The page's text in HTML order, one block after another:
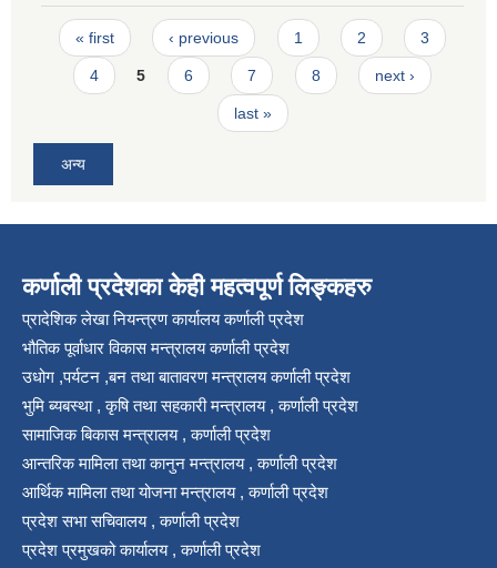
Pages
« first ‹ previous 1 2 3
4 5 6 7 8 next ›
last »
अन्य
कर्णाली प्रदेशका केही महत्वपूर्ण लिङ्कहरु
प्रादेशिक लेखा नियन्त्रण कार्यालय कर्णाली प्रदेश
भौतिक पूर्वाधार विकास मन्त्रालय कर्णाली प्रदेश
उधोग ,पर्यटन ,बन तथा बातावरण मन्त्रालय कर्णाली प्रदेश
भुमि ब्यबस्था , कृषि तथा सहकारी मन्त्रालय , कर्णाली प्रदेश
सामाजिक बिकास मन्त्रालय , कर्णाली प्रदेश
आन्तरिक मामिला तथा कानुन मन्त्रालय , कर्णाली प्रदेश
आर्थिक मामिला तथा योजना मन्त्रालय , कर्णाली प्रदेश
प्रदेश सभा सचिवालय , कर्णाली प्रदेश
प्रदेश प्रमुखको कार्यालय , कर्णाली प्रदेश